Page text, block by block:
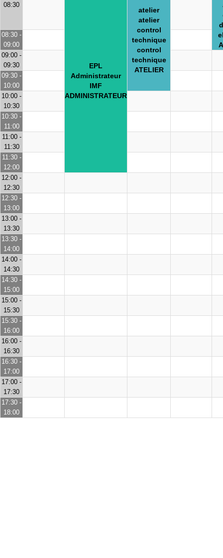
08:30
EPL
Administrateur
IMF
ADMINISTRATEUR
atelier
atelier
control
technique
control
technique
ATELIER
08:30 -
09:00
09:00 -
09:30
09:30 -
10:00
10:00 -
10:30
10:30 -
11:00
11:00 -
11:30
11:30 -
12:00
12:00 -
12:30
12:30 -
13:00
13:00 -
13:30
13:30 -
14:00
14:00 -
14:30
14:30 -
15:00
15:00 -
15:30
15:30 -
16:00
16:00 -
16:30
16:30 -
17:00
17:00 -
17:30
17:30 -
18:00